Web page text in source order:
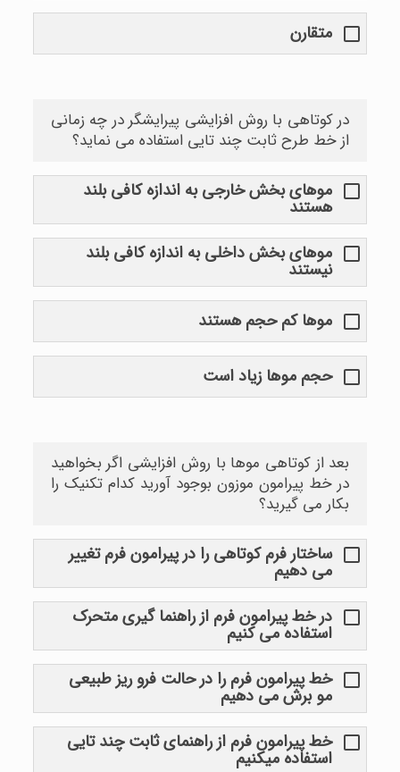
متقارن
در کوتاهی با روش افزایشی پیرایشگر در چه زمانی
از خط طرح ثابت چند تایی استفاده می نماید؟
موهای بخش خارجی به اندازه کافی بلند
هستند
موهای بخش داخلی به اندازه کافی بلند
نیستند
موها کم حجم هستند
حجم موها زیاد است
بعد از کوتاهی موها با روش افزایشی اگر بخواهید
در خط پیرامون موزون بوجود آورید کدام تکنیک را
بکار می گیرید؟
ساختار فرم کوتاهی را در پیرامون فرم تغییر
می دهیم
در خط پیرامون فرم از راهنما گیری متحرک
استفاده می کنیم
خط پیرامون فرم را در حالت فرو ریز طبیعی
مو برش می دهیم
خط پیرامون فرم از راهنمای ثابت چند تایی
استفاده میکنیم